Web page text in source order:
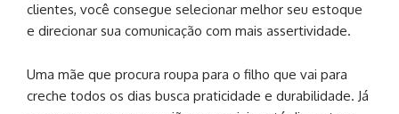
clientes, você consegue selecionar melhor seu estoque
e direcionar sua comunicação com mais assertividade.
Uma mãe que procura roupa para o filho que vai para
creche todos os dias busca praticidade e durabilidade. Já